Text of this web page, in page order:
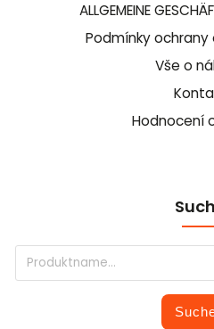
ALLGEMEINE
Podmínky
Vše o
Hodnocení